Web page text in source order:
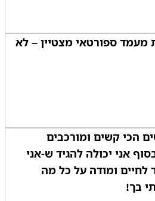
ספורטאי מצטיין – לא
הכי קשים ומורכבים
אני יכולה להגיד ש-אני
לחיים ומודה על כל מה
בך!